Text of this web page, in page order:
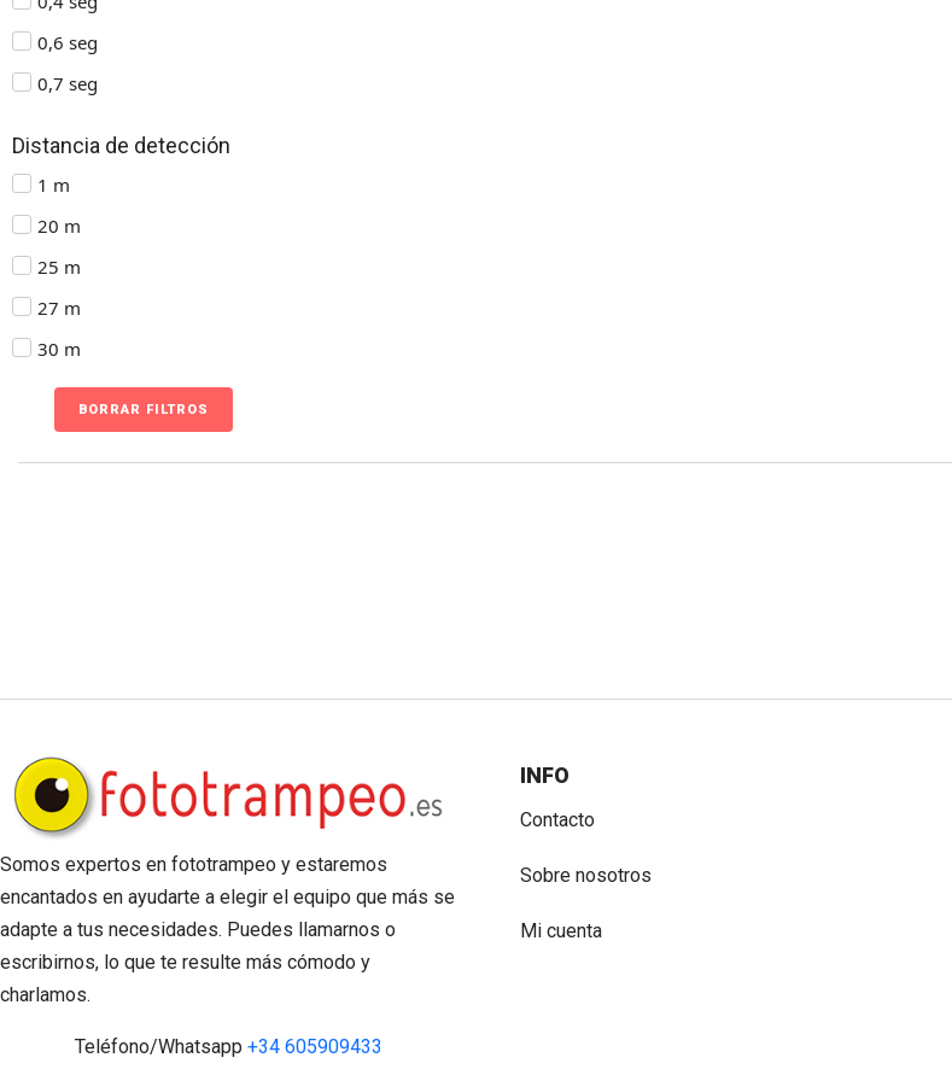
0,6 seg
0,7 seg
Distancia de detección
1 m
20 m
25 m
27 m
30 m
BORRAR FILTROS
Somos expertos en fototrampeo y estaremos
encantados en ayudarte a elegir el equipo que más se
adapte a tus necesidades. Puedes llamarnos o
escribirnos, lo que te resulte más cómodo y
charlamos.
Teléfono/Whatsapp+34 605909433
INFO
Contacto
Sobre nosotros
Mi cuenta